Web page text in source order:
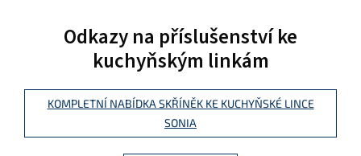
Odkazy na příslušenství ke
kuchyňským linkám
KOMPLETNÍ NABÍDKA SKŘÍNĚK KE KUCHYŇSKÉ LINCE
SONIA